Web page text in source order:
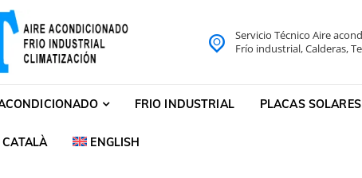
acondicionado Barcelona
Barcelona Servicio Técnico
FRIO INDUSTRIAL PLACAS SOLARES
CATALÀ ENGLISH
Servicio Técnico Aire
Frío industrial, Calderas,